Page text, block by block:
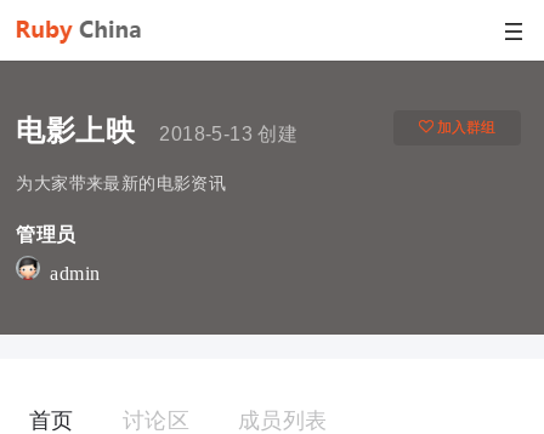
电影上映 2018-5-13 创建
为大家带来最新的电影资讯
管理员
admin
加入群组
首页 讨论区 成员列表